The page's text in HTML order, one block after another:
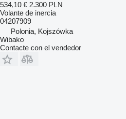
534,10 € 2.300 PLN
Volante de inercia
04207909
Polonia, Kojszówka
Wibako
Contacte con el vendedor